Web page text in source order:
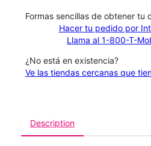
​​​​​​​Formas sencillas de obtener tu
Hacer tu pedido por
Llama al 1-800-T-
¿No está en existencia?
Ve las tiendas cercanas que
Description